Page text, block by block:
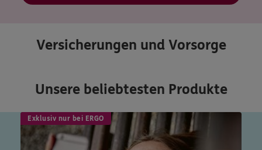
Versicherungen und Vorsorge
Unsere beliebtesten Produkte
Exklusiv nur bei ERGO